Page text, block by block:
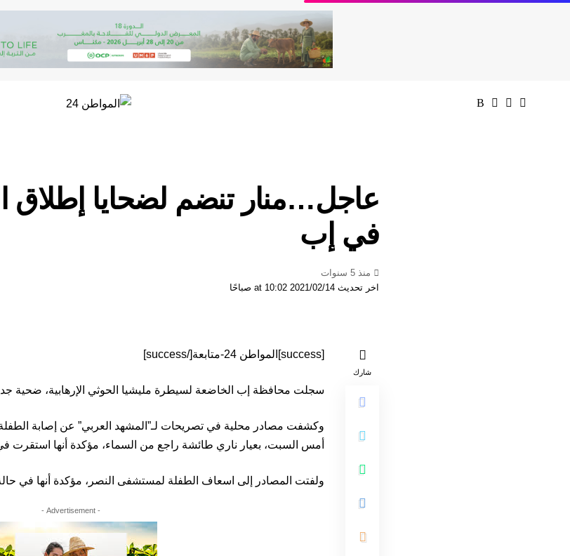
عاجل…منار تنضم لضحايا إطلاق
في إب
اخر تحديث 2021/02/14 at 10:02 صباحًا
منذ 5 سنوات
شارك
[success]المواطن 24-متابعة[/success]
سجلت محافظة إب الخاضعة لسيطرة مليشيا الحوثي الإرهابية، ضحية
أمس السبت، بعيار ناري طائشة راجع من السماء، مؤكدة أنها استقرت
ولفتت المصادر إلى اسعاف الطفلة لمستشفى النصر، مؤكدة أنها في
- Advertisement -